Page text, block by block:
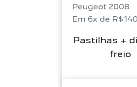
Pastilhas +
freio
Peugeot 2008
Em 6x de